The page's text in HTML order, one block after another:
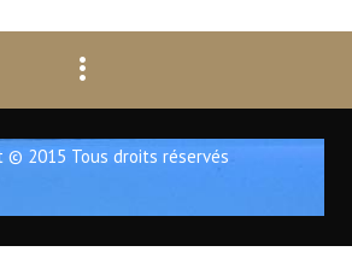
© 2015 Tous droits réservés